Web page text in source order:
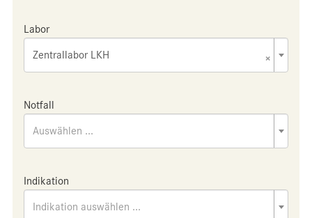
Labor
×
Zentrallabor LKH
Notfall
Auswählen ...
Indikation
Indikation auswählen ...